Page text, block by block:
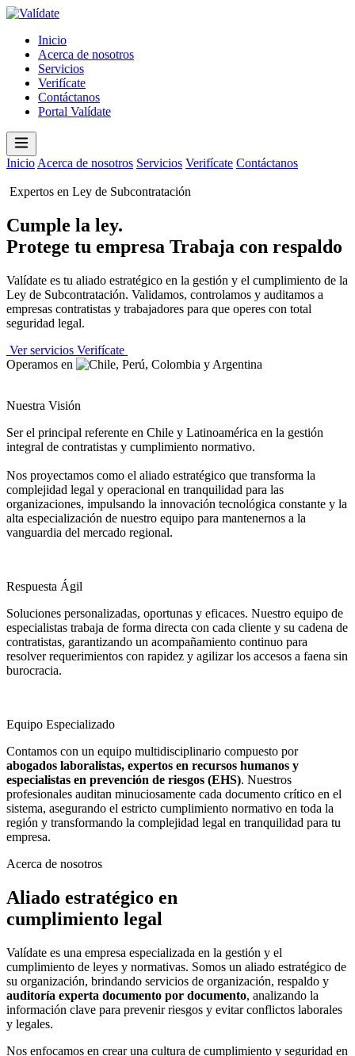
Inicio
Acerca de nosotros
Servicios
Verifícate
Contáctanos
Portal Valídate
Inicio Acerca de nosotros Servicios Verifícate Contáctanos
Expertos en Ley de Subcontratación
Cumple la ley.
Protege tu empresa Trabaja con respaldo
Valídate es tu aliado estratégico en la gestión y el cumplimiento de la
Ley de Subcontratación. Validamos, controlamos y auditamos a
empresas contratistas y trabajadores para que operes con total
seguridad legal.
Ver servicios Verifícate
Operamos en
Nuestra Visión
Ser el principal referente en Chile y Latinoamérica en la gestión
integral de contratistas y cumplimiento normativo.
Nos proyectamos como el aliado estratégico que transforma la
complejidad legal y operacional en tranquilidad para las
organizaciones, impulsando la innovación tecnológica constante y la
alta especialización de nuestro equipo para mantenernos a la
vanguardia del mercado regional.
Respuesta Ágil
Soluciones personalizadas, oportunas y eficaces. Nuestro equipo de
especialistas trabaja de forma directa con cada cliente y su cadena de
contratistas, garantizando un acompañamiento continuo para
resolver requerimientos con rapidez y agilizar los accesos a faena sin
burocracia.
Equipo Especializado
Contamos con un equipo multidisciplinario compuesto por
abogados laboralistas, expertos en recursos humanos y
especialistas en prevención de riesgos (EHS). Nuestros
profesionales auditan minuciosamente cada documento crítico en el
sistema, asegurando el estricto cumplimiento normativo en toda la
región y transformando la complejidad legal en tranquilidad para tu
empresa.
Acerca de nosotros
Aliado estratégico en
cumplimiento legal
Valídate es una empresa especializada en la gestión y el
cumplimiento de leyes y normativas. Somos un aliado estratégico de
su organización, brindando servicios de organización, respaldo y
auditoría experta documento por documento, analizando la
información clave para prevenir riesgos y evitar conflictos laborales
y legales.
Nos enfocamos en crear una cultura de cumplimiento y seguridad en